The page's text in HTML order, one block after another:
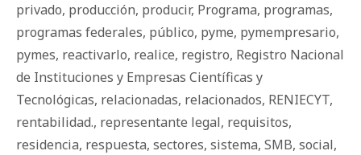
privado, producción, producir, Programa, programas,
programas federales, público, pyme, pymempresario,
pymes, reactivarlo, realice, registro, Registro Nacional
de Instituciones y Empresas Científicas y
Tecnológicas, relacionadas, relacionados, RENIECYT,
rentabilidad., representante legal, requisitos,
residencia, respuesta, sectores, sistema, SMB, social,